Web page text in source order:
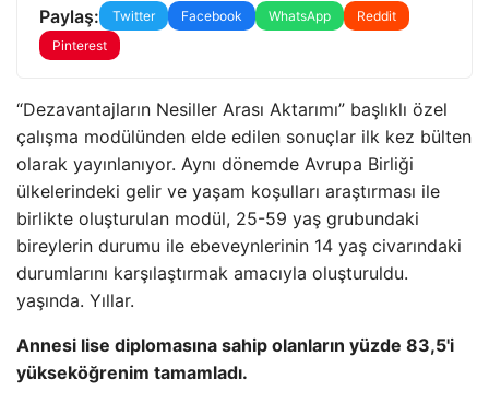
Paylaş: Twitter Facebook WhatsApp
Reddit
Pinterest
“Dezavantajların Nesiller Arası Aktarımı” başlıklı özel
çalışma modülünden elde edilen sonuçlar ilk kez bülten
olarak yayınlanıyor. Aynı dönemde Avrupa Birliği
ülkelerindeki gelir ve yaşam koşulları araştırması ile
birlikte oluşturulan modül, 25-59 yaş grubundaki
bireylerin durumu ile ebeveynlerinin 14 yaş civarındaki
durumlarını karşılaştırmak amacıyla oluşturuldu.
yaşında. Yıllar.
Annesi lise diplomasına sahip olanların yüzde 83,5'i
yükseköğrenim tamamladı.